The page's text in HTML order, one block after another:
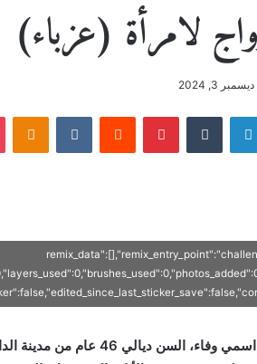
لامرأة (عزباء)
ديسمبر 3, 2024
لينكدإن بينتيريست
السلام عليكم، أنا اسمي